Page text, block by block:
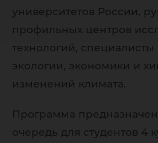
университетов России,
профильных центров
технологий, специалисты
экологии, экономики и
изменений климата.
Программа
очередь для студентов 4